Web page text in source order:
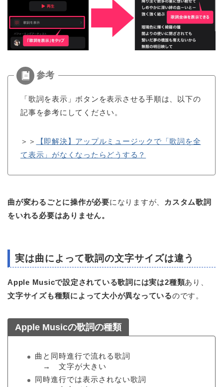
「歌詞を表示」ボタンを表示させる手順は、以下の
記事を参考にしてください。
＞＞
【即解決】アップルミュージックで「歌詞を全
て表示」がなくなったらどうする？
曲が変わるごとに操作が必要になりますが、 カスタム歌詞
をいれる必要はありません。
実は曲によって歌詞の文字サイズは違う
Apple Musicで設定されている歌詞には実は2種類あり、
文字サイズも種類によって大小が異なっているのです。
Apple Musicの歌詞の種類
曲と同時進行で流れる歌詞
→ 文字が大きい
同時進行では表示されない歌詞